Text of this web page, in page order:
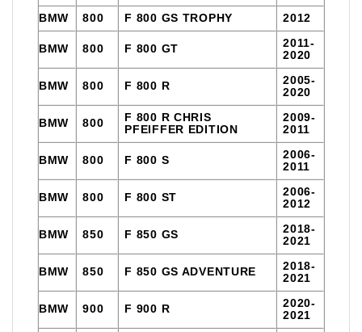
BMW 800 F 800 GS TROPHY 2012
BMW 800 F 800 GT
2011-
2020
BMW 800 F 800 R
2005-
2020
BMW 800
F 800 R CHRIS
PFEIFFER EDITION
2009-
2011
BMW 800 F 800 S
2006-
2011
BMW 800 F 800 ST
2006-
2012
BMW 850 F 850 GS
2018-
2021
BMW 850 F 850 GS ADVENTURE
2018-
2021
BMW 900 F 900 R
2020-
2021